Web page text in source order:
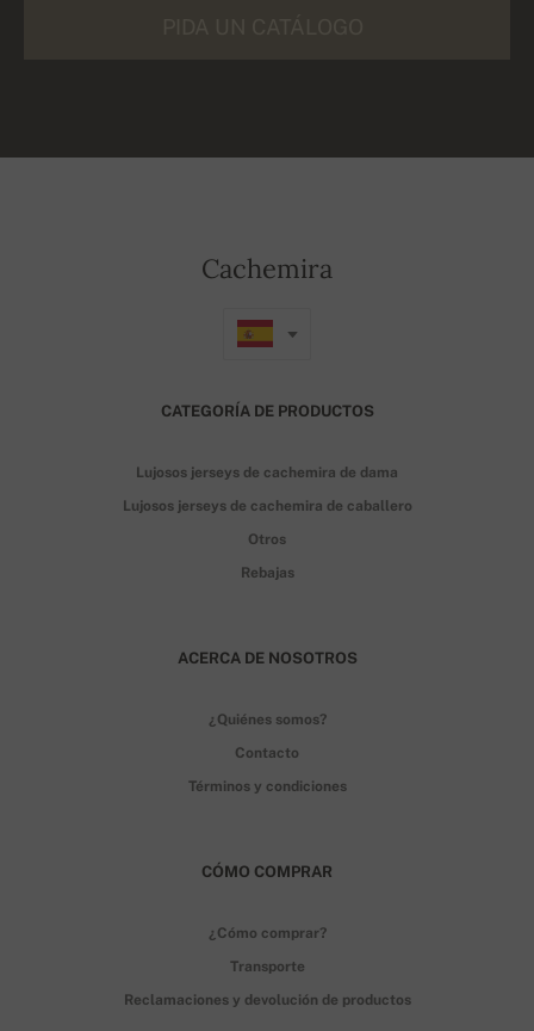
Cachemira
CATEGORÍA DE PRODUCTOS
Lujosos jerseys de cachemira de dama
Lujosos jerseys de cachemira de caballero
Otros
Rebajas
ACERCA DE NOSOTROS
¿Quiénes somos?
Contacto
Términos y condiciones
CÓMO COMPRAR
¿Cómo comprar?
Transporte
Reclamaciones y devolución de productos